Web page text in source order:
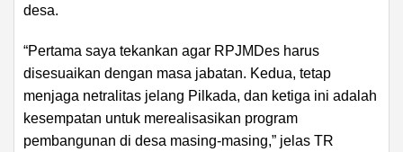
desa.
“Pertama saya tekankan agar RPJMDes harus
disesuaikan dengan masa jabatan. Kedua, tetap
menjaga netralitas jelang Pilkada, dan ketiga ini adalah
kesempatan untuk merealisasikan program
pembangunan di desa masing-masing,” jelas TR